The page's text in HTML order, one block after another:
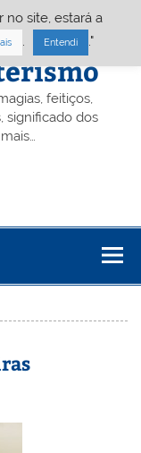
feitiços,
significado dos
no site, estará a
Entendi ."